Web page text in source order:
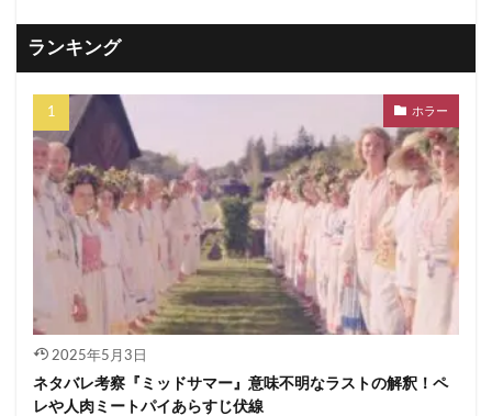
ランキング
ホラー
2025年5月3日
ネタバレ考察『ミッドサマー』意味不明なラストの解釈！ペ
レや人肉ミートパイあらすじ伏線